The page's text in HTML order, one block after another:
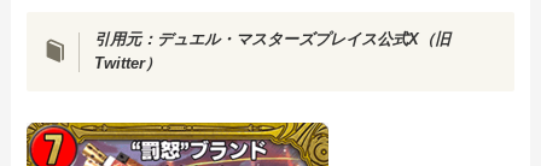
引用元： デュエル・マスターズプレイス公式X（旧
Twitter）